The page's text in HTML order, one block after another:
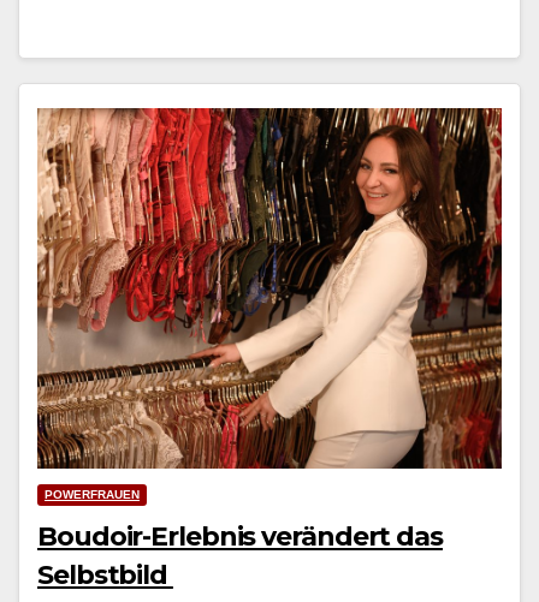
POWERFRAUEN
Boudoir-Erlebnis verändert das
Selbstbild